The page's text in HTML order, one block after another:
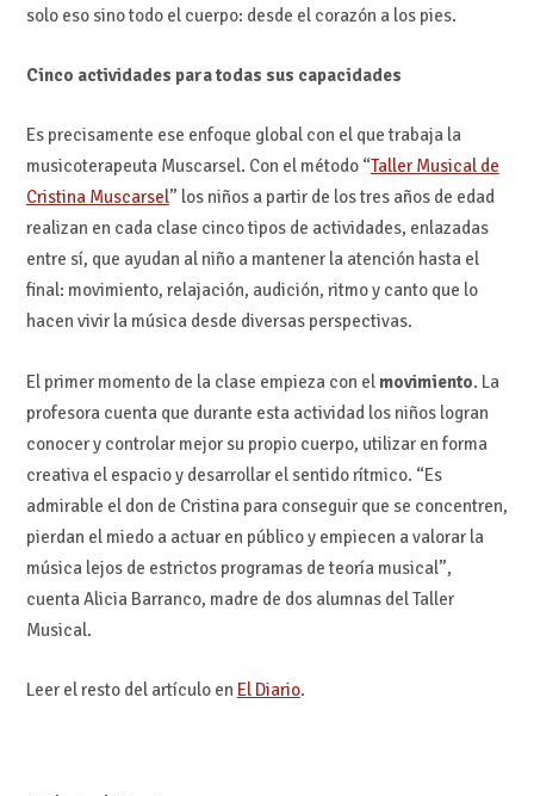
solo eso sino todo el cuerpo: desde el corazón a los pies.
Cinco actividades para todas sus capacidades
Es precisamente ese enfoque global con el que trabaja la
musicoterapeuta Muscarsel. Con el método “Taller Musical de
Cristina Muscarsel” los niños a partir de los tres años de edad
realizan en cada clase cinco tipos de actividades, enlazadas
entre sí, que ayudan al niño a mantener la atención hasta el
final: movimiento, relajación, audición, ritmo y canto que lo
hacen vivir la música desde diversas perspectivas.
El primer momento de la clase empieza con el movimiento. La
profesora cuenta que durante esta actividad los niños logran
conocer y controlar mejor su propio cuerpo, utilizar en forma
creativa el espacio y desarrollar el sentido rítmico. “Es
admirable el don de Cristina para conseguir que se concentren,
pierdan el miedo a actuar en público y empiecen a valorar la
música lejos de estrictos programas de teoría musical”,
cuenta Alicia Barranco, madre de dos alumnas del Taller
Musical.
Leer el resto del artículo en El Diario.